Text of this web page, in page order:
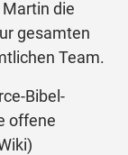
die
gesamten
Team.
Bibel-
offene